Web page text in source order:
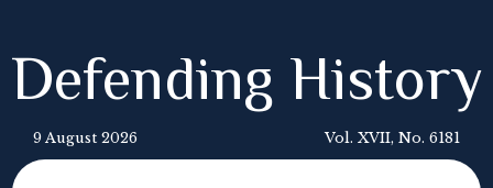
Defending History
9 August 2026 Vol. XVII, No. 6181